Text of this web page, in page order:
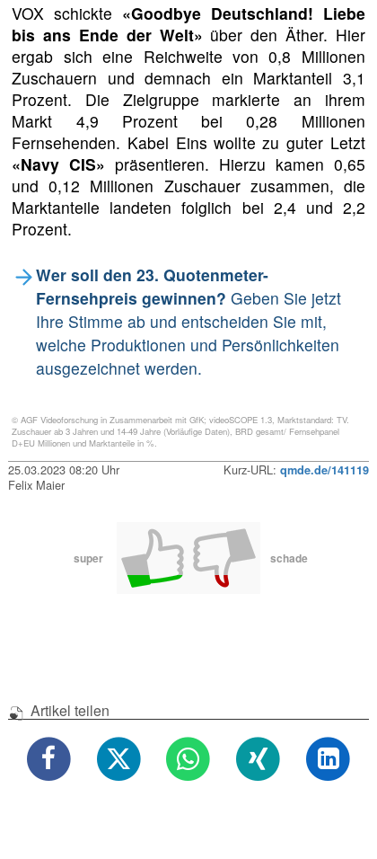
VOX schickte «Goodbye Deutschland! Liebe
bis ans Ende der Welt» über den Äther. Hier
ergab sich eine Reichweite von 0,8 Millionen
Zuschauern und demnach ein Marktanteil 3,1
Prozent. Die Zielgruppe markierte an ihrem
Markt 4,9 Prozent bei 0,28 Millionen
Fernsehenden. Kabel Eins wollte zu guter Letzt
«Navy CIS» präsentieren. Hierzu kamen 0,65
und 0,12 Millionen Zuschauer zusammen, die
Marktanteile landeten folglich bei 2,4 und 2,2
Prozent.
Wer soll den 23. Quotenmeter-
Fernsehpreis gewinnen? Geben Sie jetzt
Ihre Stimme ab und entscheiden Sie mit,
welche Produktionen und Persönlichkeiten
ausgezeichnet werden.
© AGF Videoforschung in Zusammenarbeit mit GfK; videoSCOPE 1.3, Marktstandard: TV.
Zuschauer ab 3 Jahren und 14-49 Jahre (Vorläufige Daten), BRD gesamt/ Fernsehpanel
D+EU Millionen und Marktanteile in %.
25.03.2023 08:20 Uhr Kurz-URL: qmde.de/141119
Felix Maier
super schade
Artikel teilen